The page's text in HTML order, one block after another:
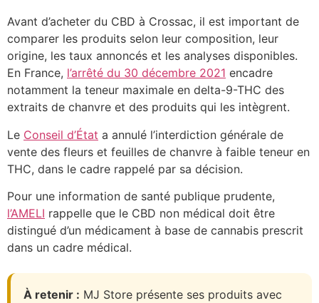
Avant d’acheter du CBD à Crossac, il est important de
comparer les produits selon leur composition, leur
origine, les taux annoncés et les analyses disponibles.
En France, l’arrêté du 30 décembre 2021 encadre
notamment la teneur maximale en delta-9-THC des
extraits de chanvre et des produits qui les intègrent.
Le Conseil d’État a annulé l’interdiction générale de
vente des fleurs et feuilles de chanvre à faible teneur en
THC, dans le cadre rappelé par sa décision.
Pour une information de santé publique prudente,
l’AMELI rappelle que le CBD non médical doit être
distingué d’un médicament à base de cannabis prescrit
dans un cadre médical.
À retenir : MJ Store présente ses produits avec